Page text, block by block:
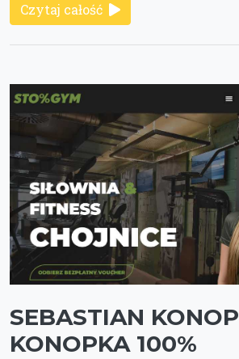
Czytaj całość
SEBASTIAN
KONOPKA 100%